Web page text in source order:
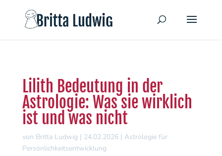
Lilith Bedeutung in der
Astrologie: Was sie wirklich
ist und was nicht
von Britta Ludwig | 24.02.2026| Astrologie für
Persönlichkeitsentwicklung